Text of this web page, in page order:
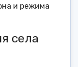
и режима
села